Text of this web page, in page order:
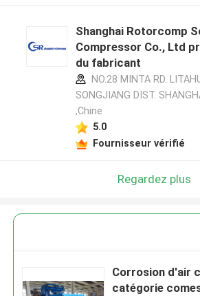
Shanghai Rotorcomp
Compressor Co., Ltd
du fabricant
NO.28 MINTA RD.
SONGJIANG DIST.
,Chine
5.0
Fournisseur vérifié
Regardez plus
Corrosion d'air
catégorie